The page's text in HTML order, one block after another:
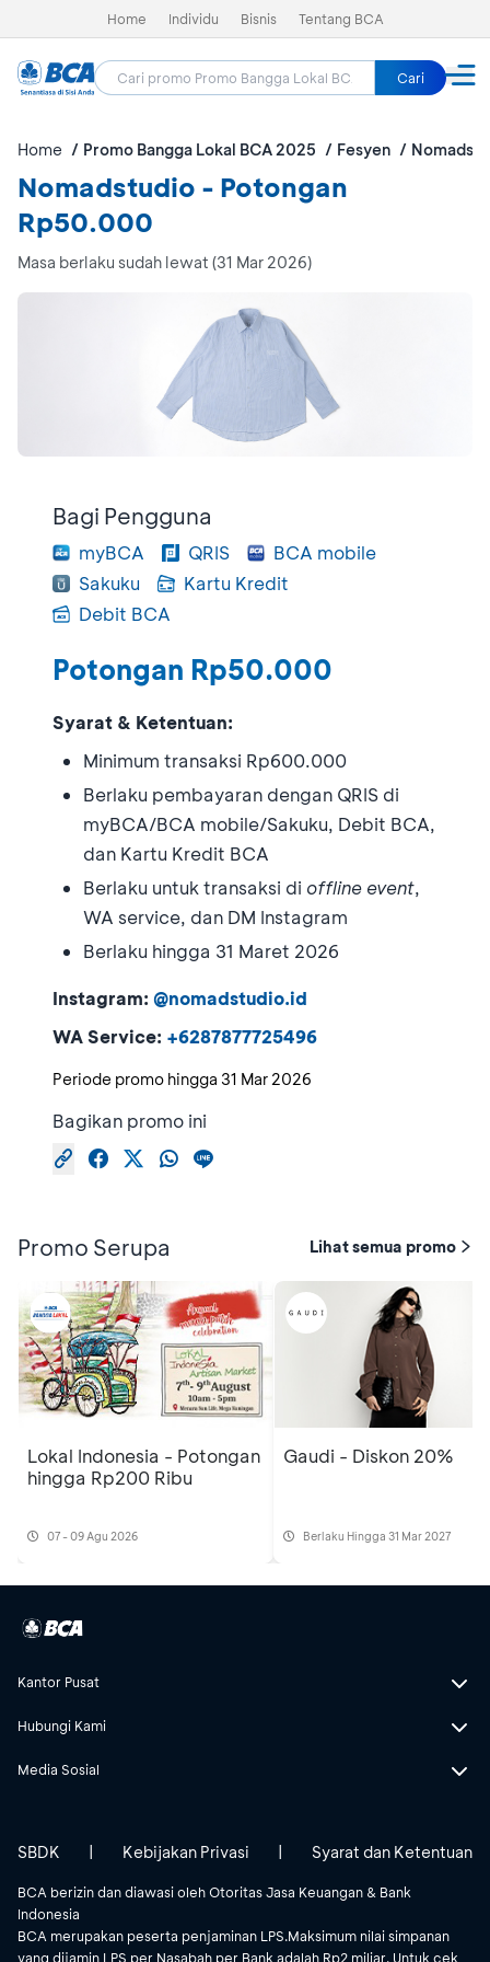
Home Individu Bisnis Tentang BCA
Cari
Home Promo Bangga Lokal BCA 2025 Fesyen
Nomadstudio - Potongan
Rp50.000
Masa berlaku sudah lewat (31 Mar 2026)
Bagi Pengguna
myBCA QRIS
BCA mobile
Sakuku
Kartu Kredit
Debit BCA
Potongan Rp50.000
Syarat & Ketentuan:
Minimum transaksi Rp600.000
Berlaku pembayaran dengan QRIS di
myBCA/BCA mobile/Sakuku, Debit BCA,
dan Kartu Kredit BCA
Berlaku untuk transaksi di offline event,
WA service, dan DM Instagram
Berlaku hingga 31 Maret 2026
Instagram: @nomadstudio.id
WA Service: +6287877725496
Periode promo hingga 31 Mar 2026
Bagikan promo ini
Promo Serupa Lihat semua promo
Lokal Indonesia - Potongan
hingga Rp200 Ribu
07 - 09 Agu 2026
Gaudi - Diskon 20%
Berlaku Hingga 31 Mar 2027
Kantor Pusat
Hubungi Kami
Media Sosial
BCA berizin dan diawasi oleh Otoritas Jasa Keuangan & Bank
Indonesia
BCA merupakan peserta penjaminan LPS.Maksimum nilai simpanan
yang dijamin LPS per Nasabah per Bank adalah Rp2 miliar. Untuk cek
SBDK | Kebijakan Privasi | Syarat dan Ketentuan